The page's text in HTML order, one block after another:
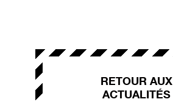
RETOUR AUX
ACTUALITÉS